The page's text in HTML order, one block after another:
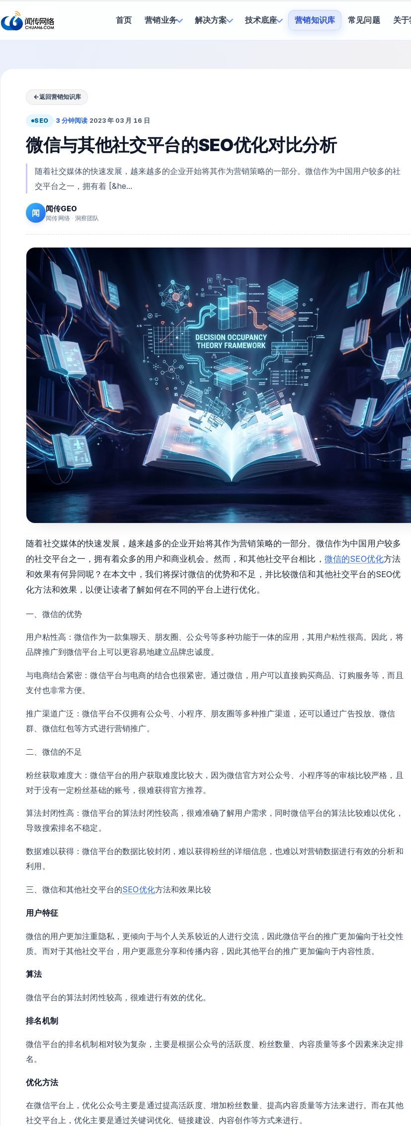
首页 营销业务 解决方案 技术底座 营销知识库 常见问题 关于
←返回营销知识库
SEO ·3 分钟阅读·2023 年 03 月 16 日
微信与其他社交平台的SEO优化对比分析
随着社交媒体的快速发展，越来越多的企业开始将其作为营销策略的一部分。微信作为中国用户较多的社
交平台之一，拥有着 [&he...
闻 闻传GEO
闻传网络 · 洞察团队
随着社交媒体的快速发展，越来越多的企业开始将其作为营销策略的一部分。微信作为中国用户较多
的社交平台之一，拥有着众多的用户和商业机会。然而，和其他社交平台相比， 微信的SEO优化方法
和效果有何异同呢？在本文中，我们将探讨微信的优势和不足，并比较微信和其他社交平台的SEO优
化方法和效果，以便让读者了解如何在不同的平台上进行优化。
一、微信的优势
用户粘性高：微信作为一款集聊天、朋友圈、公众号等多种功能于一体的应用，其用户粘性很高。因此，将
品牌推广到微信平台上可以更容易地建立品牌忠诚度。
与电商结合紧密：微信平台与电商的结合也很紧密。通过微信，用户可以直接购买商品、订购服务等，而且
支付也非常方便。
推广渠道广泛：微信平台不仅拥有公众号、小程序、朋友圈等多种推广渠道，还可以通过广告投放、微信
群、微信红包等方式进行营销推广。
二、微信的不足
粉丝获取难度大：微信平台的用户获取难度比较大，因为微信官方对公众号、小程序等的审核比较严格，且
对于没有一定粉丝基础的账号，很难获得官方推荐。
算法封闭性高：微信平台的算法封闭性较高，很难准确了解用户需求，同时微信平台的算法比较难以优化，
导致搜索排名不稳定。
数据难以获得：微信平台的数据比较封闭，难以获得粉丝的详细信息，也难以对营销数据进行有效的分析和
利用。
三、微信和其他社交平台的SEO优化方法和效果比较
用户特征
微信的用户更加注重隐私，更倾向于与个人关系较近的人进行交流，因此微信平台的推广更加偏向于社交性
质。而对于其他社交平台，用户更愿意分享和传播内容，因此其他平台的推广更加偏向于内容性质。
算法
微信平台的算法封闭性较高，很难进行有效的优化。
排名机制
微信平台的排名机制相对较为复杂，主要是根据公众号的活跃度、粉丝数量、内容质量等多个因素来决定排
名。
优化方法
在微信平台上，优化公众号主要是通过提高活跃度、增加粉丝数量、提高内容质量等方法来进行。而在其他
社交平台上，优化主要是通过关键词优化、链接建设、内容创作等方式来进行。